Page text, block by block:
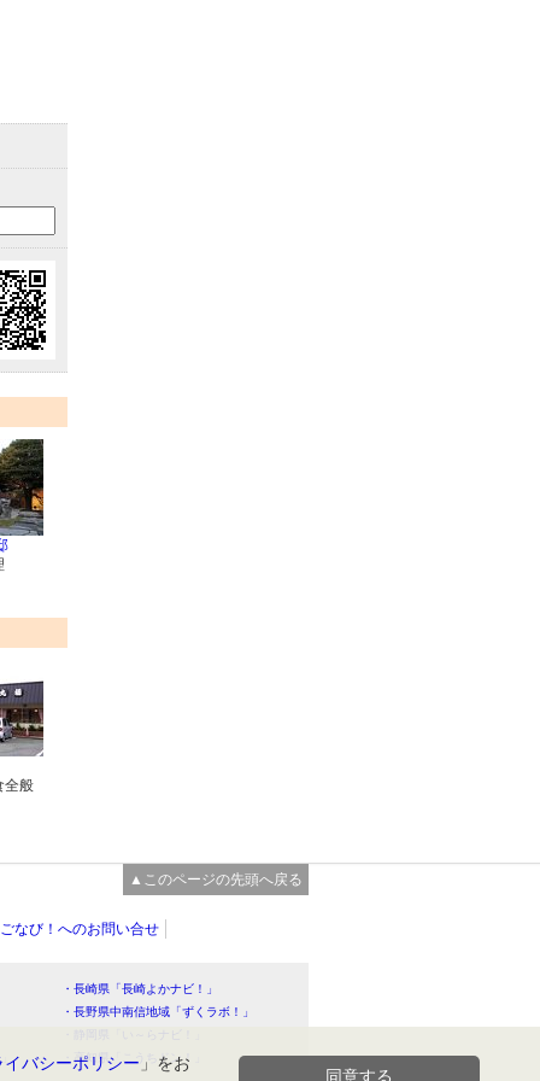
全般
▲このページの先頭へ戻る
なび！へのお問い合せ
・長崎県「長崎よかナビ！」
・長野県中南信地域「ずくラボ！」
・高知県「こうちドン！」
イバシーポリシー 」をお
同意する